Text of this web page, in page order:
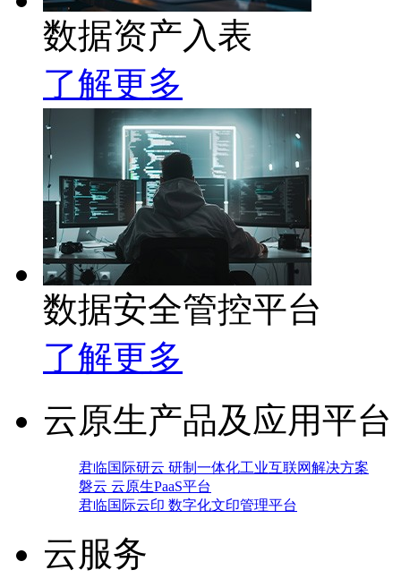
数据资产入表
了解更多
数据安全管控平台
了解更多
云原生产品及应用平台
君临国际研云 研制一体化工业互联网解决方案
磐云 云原生PaaS平台
君临国际云印 数字化文印管理平台
云服务